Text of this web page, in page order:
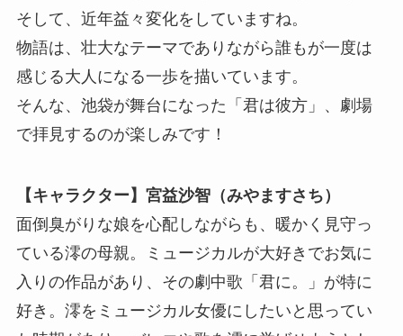
そして、近年益々変化をしていますね。
物語は、壮大なテーマでありながら誰もが一度は
感じる大人になる一歩を描いています。
そんな、池袋が舞台になった「君は彼方」、劇場
で拝見するのが楽しみです！
【キャラクター】宮益沙智（みやますさち）
面倒臭がりな娘を心配しながらも、暖かく見守っ
ている澪の母親。ミュージカルが大好きでお気に
入りの作品があり、その劇中歌「君に。」が特に
好き。澪をミュージカル女優にしたいと思ってい